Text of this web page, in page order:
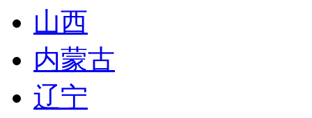
山西
内蒙古
辽宁